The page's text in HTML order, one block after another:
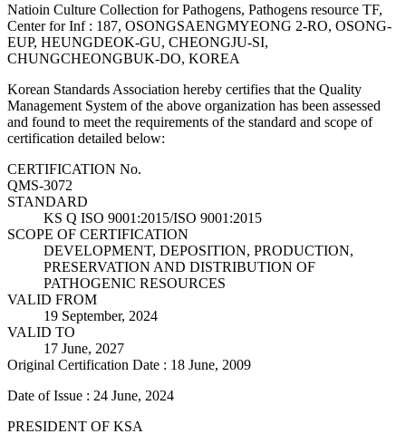
Natioin Culture Collection for Pathogens, Pathogens resource TF,
Center for Inf : 187, OSONGSAENGMYEONG 2-RO, OSONG-
EUP, HEUNGDEOK-GU, CHEONGJU-SI,
CHUNGCHEONGBUK-DO, KOREA
Korean Standards Association hereby certifies that the Quality
Management System of the above organization has been assessed
and found to meet the requirements of the standard and scope of
certification detailed below:
CERTIFICATION No.
QMS-3072
STANDARD
KS Q ISO 9001:2015/ISO 9001:2015
SCOPE OF CERTIFICATION
DEVELOPMENT, DEPOSITION, PRODUCTION,
PRESERVATION AND DISTRIBUTION OF
PATHOGENIC RESOURCES
VALID FROM
19 September, 2024
VALID TO
17 June, 2027
Original Certification Date : 18 June, 2009
Date of Issue : 24 June, 2024
PRESIDENT OF KSA